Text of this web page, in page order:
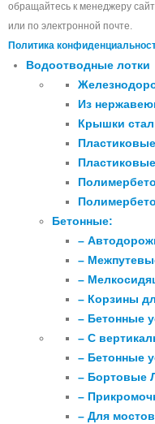
обращайтесь к менеджеру
или по электронной почте.
Политика
Водоотводные лотки
Из
Крышки
Пластиковые
Бетонные:
–
–
–
– Корзины
– Бетонные
– С
– Бетонные
– Бортовые
–
– Для